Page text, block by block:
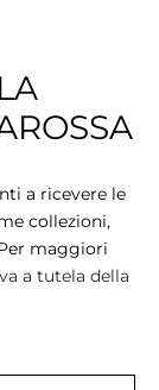
a ricevere le
collezioni,
maggiori
a tutela della